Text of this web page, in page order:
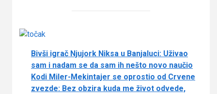
Bivši igrač Njujork Niksa u Banjaluci: Uživao
sam i nadam se da sam ih nešto novo naučio
Kodi Miler-Mekintajer se oprostio od Crvene
zvezde: Bez obzira kuda me život odvede,